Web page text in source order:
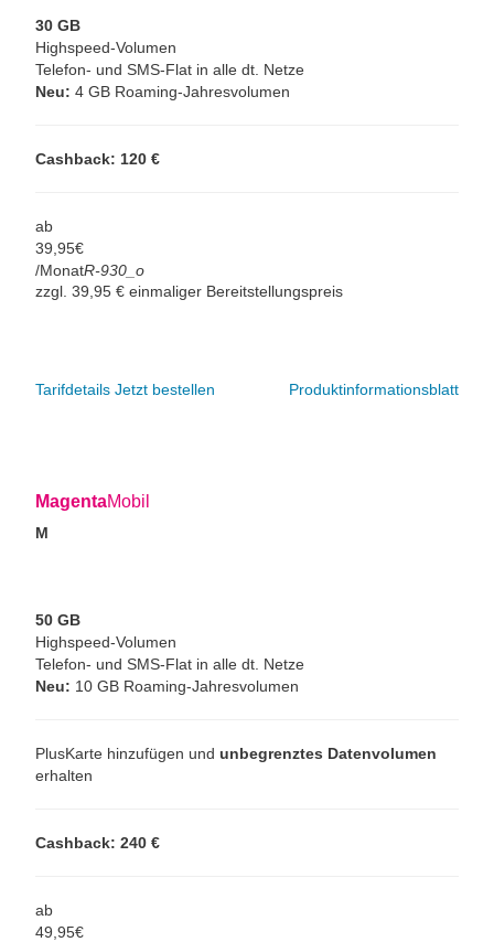
30 GB
Highspeed-Volumen
Telefon- und SMS-Flat in alle dt. Netze
Neu: 4 GB Roaming-Jahresvolumen
Cashback: 120 €
ab
39, 95€
/MonatR-930_o
zzgl. 39,95 € einmaliger Bereitstellungspreis
Produktinformationsblatt
Tarifdetails Jetzt bestellen
MagentaMobil
M
50 GB
Highspeed-Volumen
Telefon- und SMS-Flat in alle dt. Netze
Neu: 10 GB Roaming-Jahresvolumen
PlusKarte hinzufügen und unbegrenztes Datenvolumen
erhalten
Cashback: 240 €
ab
49, 95€